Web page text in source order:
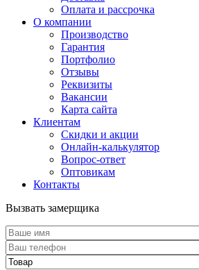
Оплата и рассрочка
О компании
Производство
Гарантия
Портфолио
Отзывы
Реквизиты
Вакансии
Карта сайта
Клиентам
Скидки и акции
Онлайн-калькулятор
Вопрос-ответ
Оптовикам
Контакты
Вызвать замерщика